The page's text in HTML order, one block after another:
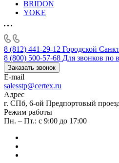
BRIDON
YOKE
8 (812) 441-29-12 Городской
8 (800) 500-57-68 Для звонков по
Заказать звонок
E-mail
salesstp@certex.ru
Адрес
г. СПб, 6-ой Предпортовый
Режим работы
Пн. – Пт.: с 9:00 до 17:00